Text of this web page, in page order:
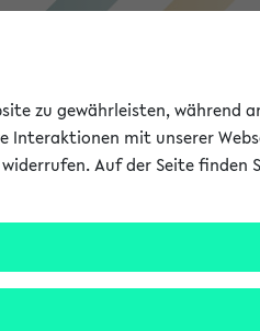
eKVV
S
News
zu gewährleisten, während
Interaktionen mit unserer
Auf der Seite finden